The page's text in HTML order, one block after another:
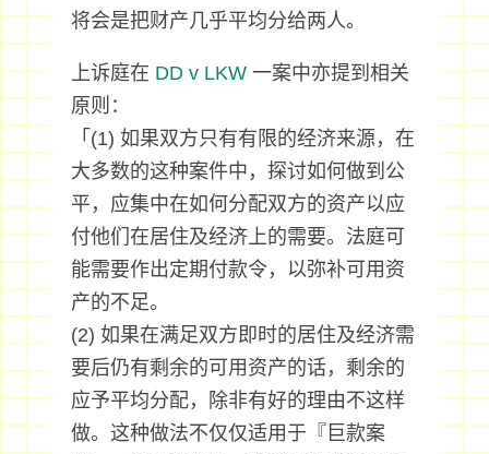
将会是把财产几乎平均分给两人。
上诉庭在 DD v LKW一案中亦提到相关
原则：
「(1) 如果双方只有有限的经济来源，在
大多数的这种案件中，探讨如何做到公
平，应集中在如何分配双方的资产以应
付他们在居住及经济上的需要。法庭可
能需要作出定期付款令，以弥补可用资
产的不足。
(2) 如果在满足双方即时的居住及经济需
要后仍有剩余的可用资产的话，剩余的
应予平均分配，除非有好的理由不这样
做。这种做法不仅仅适用于『巨款案